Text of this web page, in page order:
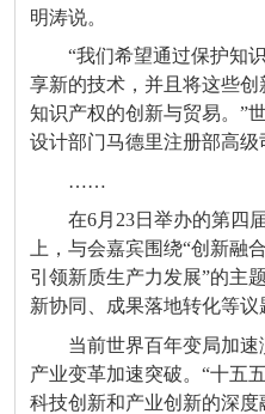
明涛说。
“我们希望通过保护知
享新的技术，并且将这些
知识产权的创新与贸易。”
设计部门马德里注册部高级
……
在6月23日举办的第四
上，与会嘉宾围绕“创新
引领新质生产力发展”的主
新协同、成果落地转化等议
当前世界百年变局加
产业变革加速突破。“十五
科技创新和产业创新的深